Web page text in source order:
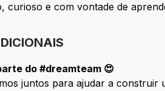
curioso e com vontade de
do #dreamteam 😍
juntos para ajudar a